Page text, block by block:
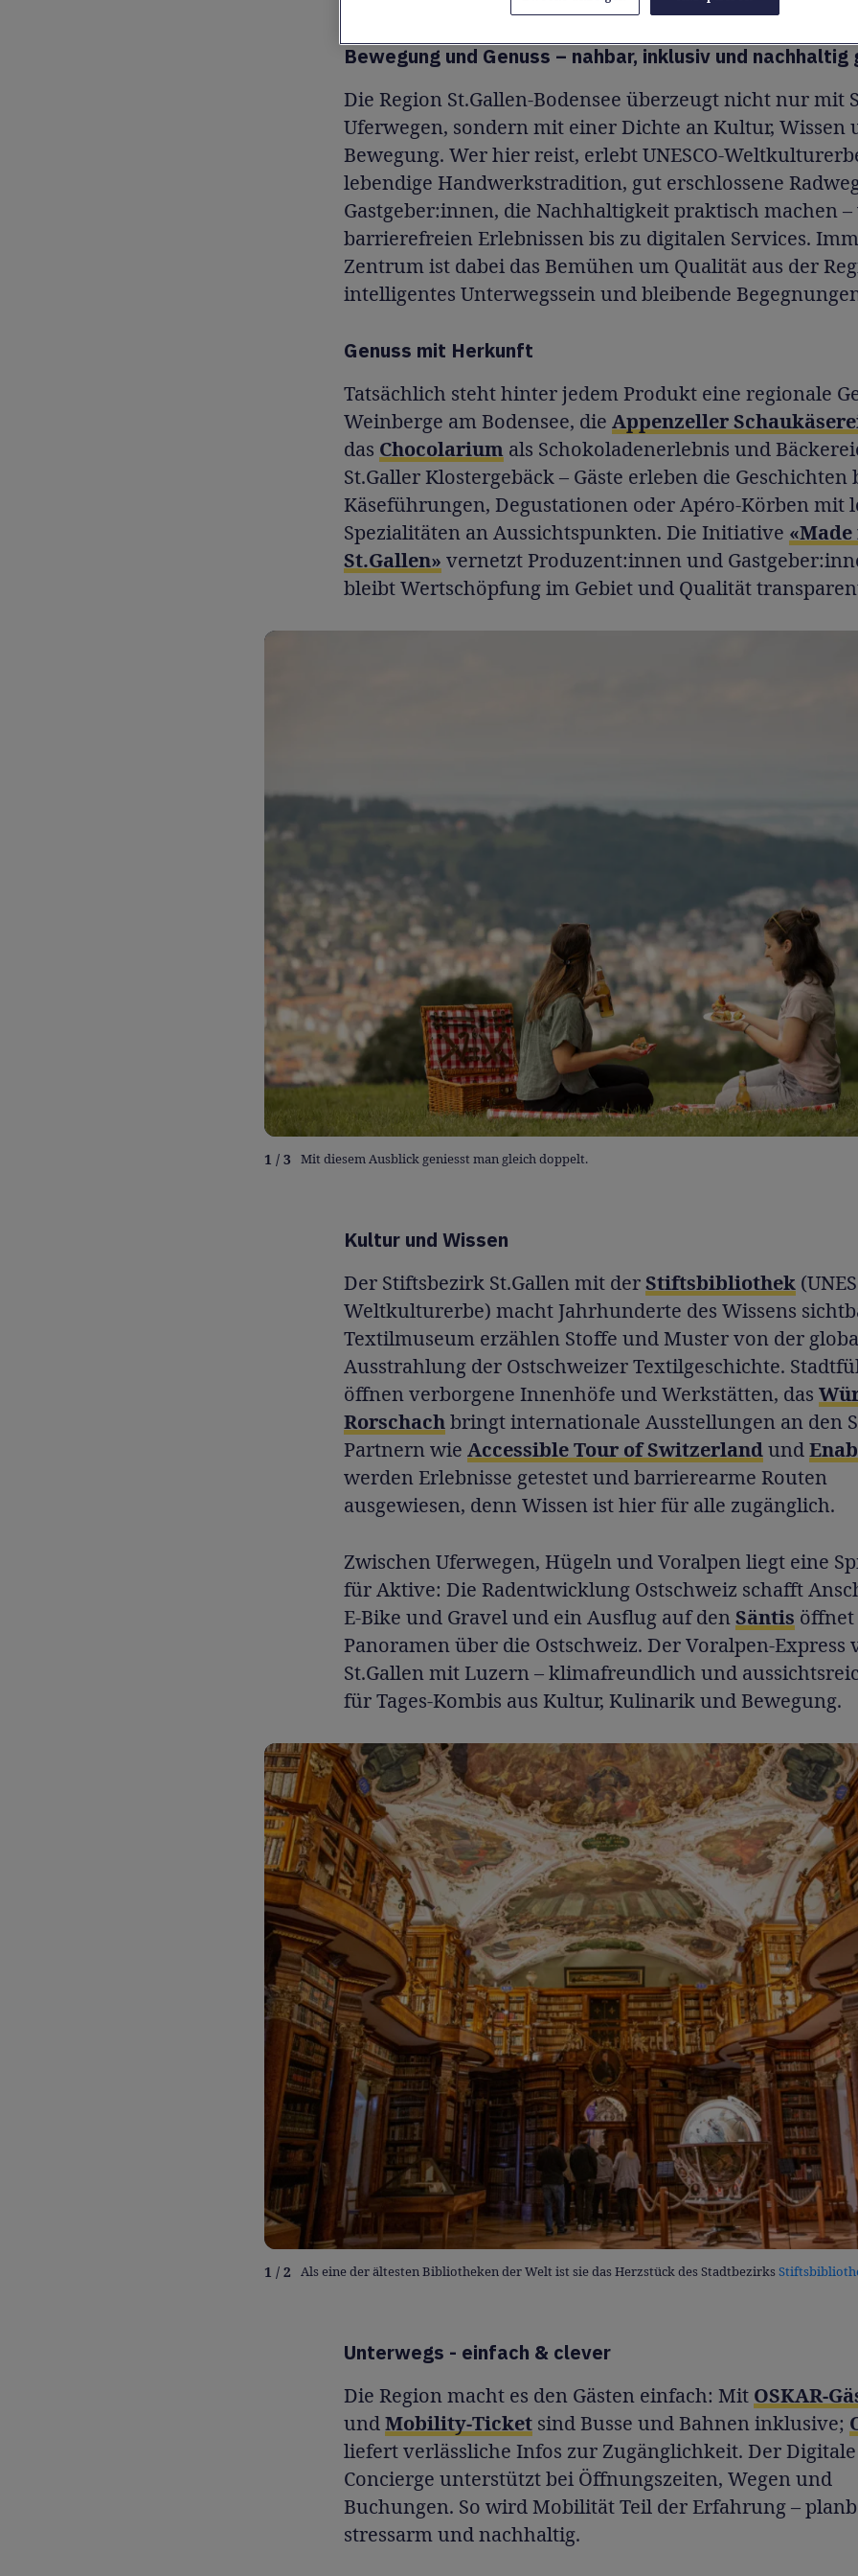
Bewegung und Genuss – nahbar, inklusiv und nachhaltig
Die Region St.Gallen-Bodensee überzeugt nicht nur mit
Uferwegen, sondern mit einer Dichte an Kultur, Wissen
Bewegung. Wer hier reist, erlebt UNESCO-
lebendige Handwerkstradition, gut erschlossene
Gastgeber:innen, die Nachhaltigkeit praktisch machen
barrierefreien Erlebnissen bis zu digitalen Services.
Zentrum ist dabei das Bemühen um Qualität aus der
intelligentes Unterwegssein und bleibende
Genuss mit Herkunft
Tatsächlich steht hinter jedem Produkt eine regionale
Weinberge am Bodensee, die Appenzeller
das Chocolarium als Schokoladenerlebnis und
St.Galler Klostergebäck – Gäste erleben die Geschichten
Käseführungen, Degustationen oder Apéro-Körben mit
Spezialitäten an Aussichtspunkten. Die Initiative
St.Gallen» vernetzt Produzent:innen und
bleibt Wertschöpfung im Gebiet und Qualität
1 / 3 Mit diesem Ausblick geniesst man gleich doppelt.
Kultur und Wissen
Der Stiftsbezirk St.Gallen mit derStiftsbibliothek
Weltkulturerbe) macht Jahrhunderte des Wissens
Textilmuseum erzählen Stoffe und Muster von der
Ausstrahlung der Ostschweizer Textilgeschichte.
öffnen verborgene Innenhöfe und Werkstätten, das
Rorschachbringt internationale Ausstellungen an den
Partnern wie Accessible Tour of Switzerlandund
werden Erlebnisse getestet und barrierearme Routen
ausgewiesen, denn Wissen ist hier für alle zugänglich.
Zwischen Uferwegen, Hügeln und Voralpen liegt eine
für Aktive: Die Radentwicklung Ostschweiz schafft
E-Bike und Gravel und ein Ausflug auf denSäntis öffnet
Panoramen über die Ostschweiz. Der Voralpen-Express
St.Gallen mit Luzern – klimafreundlich und
für Tages-Kombis aus Kultur, Kulinarik und Bewegung.
1 / 2 Als eine der ältesten Bibliotheken der Welt ist sie das Herzstück des Stadtbezirks
Unterwegs - einfach & clever
Die Region macht es den Gästen einfach: Mit OSKAR-
undMobility-Ticket sind Busse und Bahnen inklusive;
liefert verlässliche Infos zur Zugänglichkeit. Der Digitale
Concierge unterstützt bei Öffnungszeiten, Wegen und
Buchungen. So wird Mobilität Teil der Erfahrung –
stressarm und nachhaltig.